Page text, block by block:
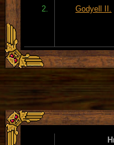
2. Godyell II.